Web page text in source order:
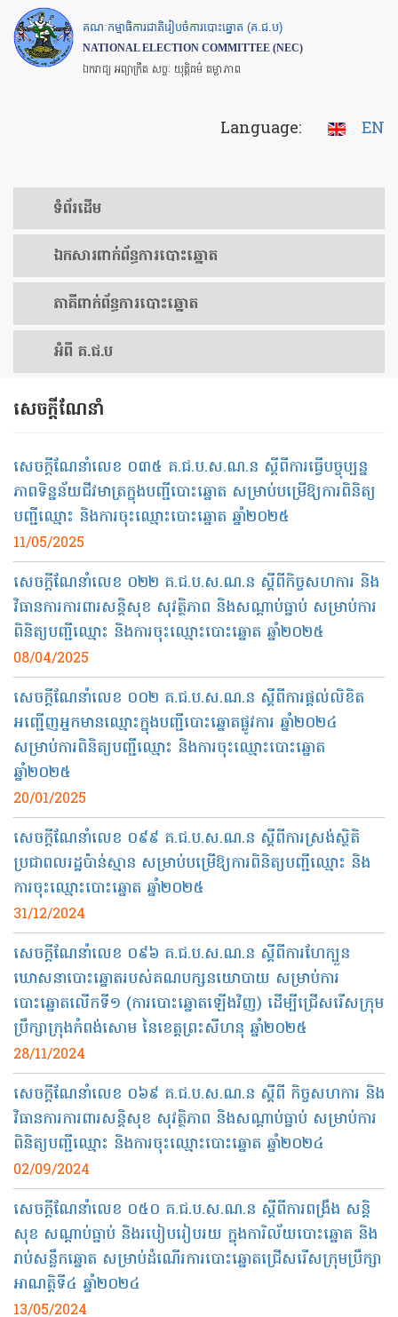
Skip
to
main
គណៈកម្មាធិការជាតិរៀបចំការបោះឆ្នោត (គ.ជ.ប)
NATIONAL ELECTION COMMITTEE (NEC)
ឯករាជ្យ អព្យាក្រឹត សច្ចៈ យុត្តិធម៌ តម្លាភាព
Language: EN
ទំព័រ​ដើម
ឯកសារ​ពាក់ព័ន្ធ​ការ​បោះឆ្នោត
​ភាគីពាក់ព័ន្ធ​​ការ​បោះឆ្នោត
អំពី គ.ជ.ប
សេចក្ដី​ណែនាំ
សេចក្ដីណែនាំលេខ​ ០៣៥​ គ.ជ.ប.ស.ណ.ន ស្តីពីការធ្វើបច្ចុប្បន្ន
ភាពទិន្នន័យជីវមាត្រក្នុងបញ្ជីបោះឆ្នោត សម្រាប់បម្រើឱ្យការពិនិត្យ
បញ្ជីឈ្មោះ និងការចុះឈ្មោះបោះឆ្នោត ឆ្នាំ២០២៥
11/05/2025
សេចក្ដីណែនាំលេខ ០២២ គ.ជ.ប.ស.ណ.ន ស្ដីពីកិច្ចសហការ និង
វិធានការការពារសន្តិសុខ សុវត្ថិភាព និងសណ្ដាប់ធ្នាប់ សម្រាប់ការ
ពិនិត្យបញ្ជីឈ្មោះ និងការចុះឈ្មោះបោះឆ្នោត ឆ្នាំ២០២៥
08/04/2025
សេចក្ដីណែនាំលេខ ០០២ គ.ជ.ប.ស.ណ.ន ស្ដីពីការផ្ដល់លិខិត
អញ្ជើញអ្នកមានឈ្មោះក្នុងបញ្ជីបោះឆ្នោតផ្លូវការ ឆ្នាំ២០២៤
សម្រាប់ការពិនិត្យបញ្ជីឈ្មោះ និងការចុះឈ្មោះបោះឆ្នោត
ឆ្នាំ២០២៥
20/01/2025
សេចក្ដីណែនាំលេខ ០៩៩ គ.ជ.ប​.ស.ណ.ន ស្តីពីការស្រង់ស្ថិតិ
ប្រជាពលរដ្ឋប៉ាន់ស្មាន សម្រាប់បម្រើឱ្យការពិនិត្យបញ្ជីឈ្មោះ និង
ការចុះឈ្មោះបោះឆ្នោត ឆ្នាំ២០២៥
31/12/2024
សេចក្តីណែនាំលេខ ០៩៦ គ.ជ.ប.ស.ណ.ន ស្តីពីការហែក្បួន
ឃោសនាបោះឆ្នោតរបស់គណបក្សនយោបាយ សម្រាប់ការ
បោះឆ្នោតលើកទី១ (ការបោះឆ្នោតឡើងវិញ) ដើម្បីជ្រើសរើសក្រុម
ប្រឹក្សាក្រុងកំពង់សោម នៃខេត្តព្រះសីហនុ ឆ្នាំ២០២៥
28/11/2024
សេចក្តីណែនាំលេខ ០៦៩ គ.ជ.ប.ស.ណ.ន ស្តីពី កិច្ចសហការ និង
វិធានការការពារសន្តិសុខ សុវត្ថិភាព និងសណ្តាប់ធ្នាប់ សម្រាប់ការ
ពិនិត្យបញ្ជីឈ្មោះ និងការចុះឈ្មោះបោះឆ្នោត ឆ្នាំ២០២៤
02/09/2024
សេចក្ដីណែនាំលេខ ០៥០ គ.ជ.ប.ស.ណ.ន ស្ដីពីការពង្រឹង សន្ដិ
សុខ សណ្ដាប់ធ្នាប់ និងរបៀបរៀបរយ ក្នុងការិល័យបោះឆ្នោត និង
រាប់សន្លឹកឆ្នោត សម្រាប់ដំណើរការបោះឆ្នោតជ្រើសរើសក្រុមប្រឹក្សា
អាណត្តិទី៤ ឆ្នាំ២០២៤
13/05/2024